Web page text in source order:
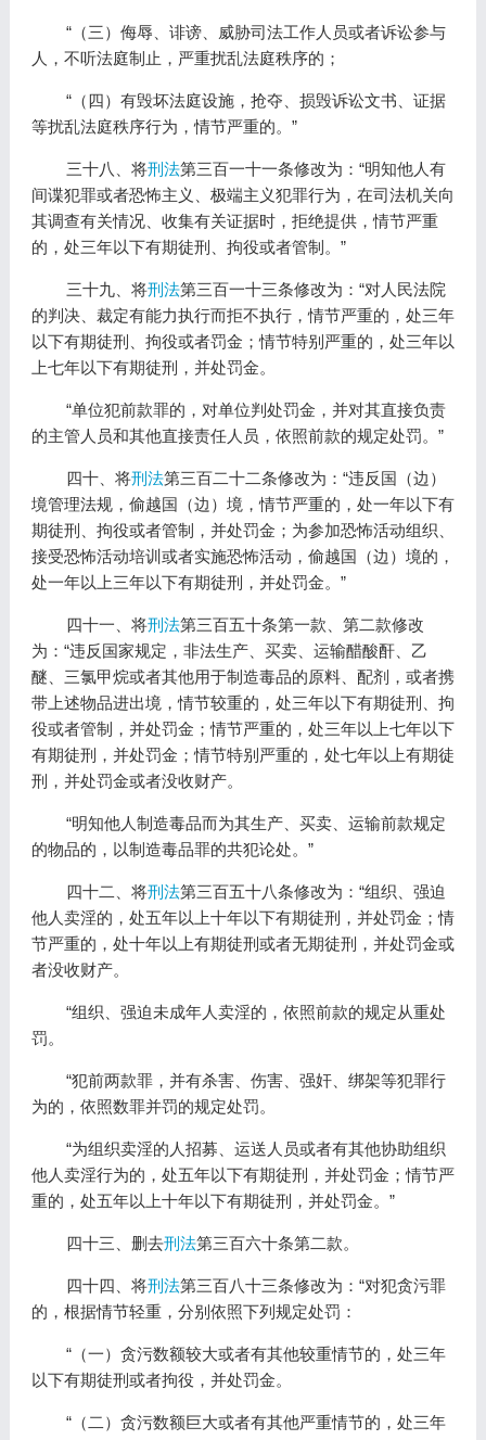
“（三）侮辱、诽谤、威胁司法工作人员或者诉讼参与
人，不听法庭制止，严重扰乱法庭秩序的；
“（四）有毁坏法庭设施，抢夺、损毁诉讼文书、证据
等扰乱法庭秩序行为，情节严重的。”
三十八、将刑法第三百一十一条修改为：“明知他人有
间谍犯罪或者恐怖主义、极端主义犯罪行为，在司法机关向
其调查有关情况、收集有关证据时，拒绝提供，情节严重
的，处三年以下有期徒刑、拘役或者管制。”
三十九、将刑法第三百一十三条修改为：“对人民法院
的判决、裁定有能力执行而拒不执行，情节严重的，处三年
以下有期徒刑、拘役或者罚金；情节特别严重的，处三年以
上七年以下有期徒刑，并处罚金。
“单位犯前款罪的，对单位判处罚金，并对其直接负责
的主管人员和其他直接责任人员，依照前款的规定处罚。”
四十、将刑法第三百二十二条修改为：“违反国（边）
境管理法规，偷越国（边）境，情节严重的，处一年以下有
期徒刑、拘役或者管制，并处罚金；为参加恐怖活动组织、
接受恐怖活动培训或者实施恐怖活动，偷越国（边）境的，
处一年以上三年以下有期徒刑，并处罚金。”
四十一、将刑法第三百五十条第一款、第二款修改
为：“违反国家规定，非法生产、买卖、运输醋酸酐、乙
醚、三氯甲烷或者其他用于制造毒品的原料、配剂，或者携
带上述物品进出境，情节较重的，处三年以下有期徒刑、拘
役或者管制，并处罚金；情节严重的，处三年以上七年以下
有期徒刑，并处罚金；情节特别严重的，处七年以上有期徒
刑，并处罚金或者没收财产。
“明知他人制造毒品而为其生产、买卖、运输前款规定
的物品的，以制造毒品罪的共犯论处。”
四十二、将刑法第三百五十八条修改为：“组织、强迫
他人卖淫的，处五年以上十年以下有期徒刑，并处罚金；情
节严重的，处十年以上有期徒刑或者无期徒刑，并处罚金或
者没收财产。
“组织、强迫未成年人卖淫的，依照前款的规定从重处
罚。
“犯前两款罪，并有杀害、伤害、强奸、绑架等犯罪行
为的，依照数罪并罚的规定处罚。
“为组织卖淫的人招募、运送人员或者有其他协助组织
他人卖淫行为的，处五年以下有期徒刑，并处罚金；情节严
重的，处五年以上十年以下有期徒刑，并处罚金。”
四十三、删去刑法第三百六十条第二款。
四十四、将刑法第三百八十三条修改为：“对犯贪污罪
的，根据情节轻重，分别依照下列规定处罚：
“（一）贪污数额较大或者有其他较重情节的，处三年
以下有期徒刑或者拘役，并处罚金。
“（二）贪污数额巨大或者有其他严重情节的，处三年